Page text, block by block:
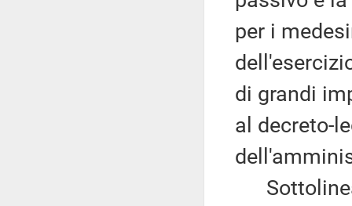
per i
di grandi
al decreto-